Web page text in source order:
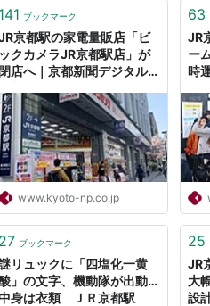
141 ブックマーク
京都駅の家電量販店「ビ
ックカメラJR京都駅店」が
閉店へ｜京都新聞デジタル
www.kyoto-np.co.jp
63
JR
ー
時
デ
ー
27 ブックマーク
リュックに「四塩化一黄
」の文字、機動隊が出動…
身は衣類 ＪＲ京都駅
25
JR
大
設